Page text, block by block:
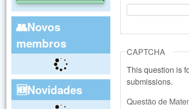
CAPTCHA
This question is
submissions.
Questão de
👥Novos
membros
🆕Novidades